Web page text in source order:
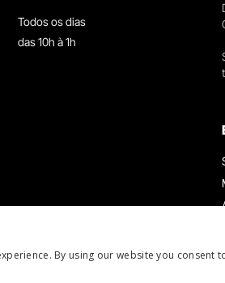
Todos os dias
das 10h à 1h
By using our website you consent